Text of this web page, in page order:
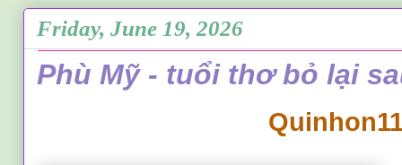
Friday, June 19, 2026
Phù Mỹ - tuổi thơ bỏ lại